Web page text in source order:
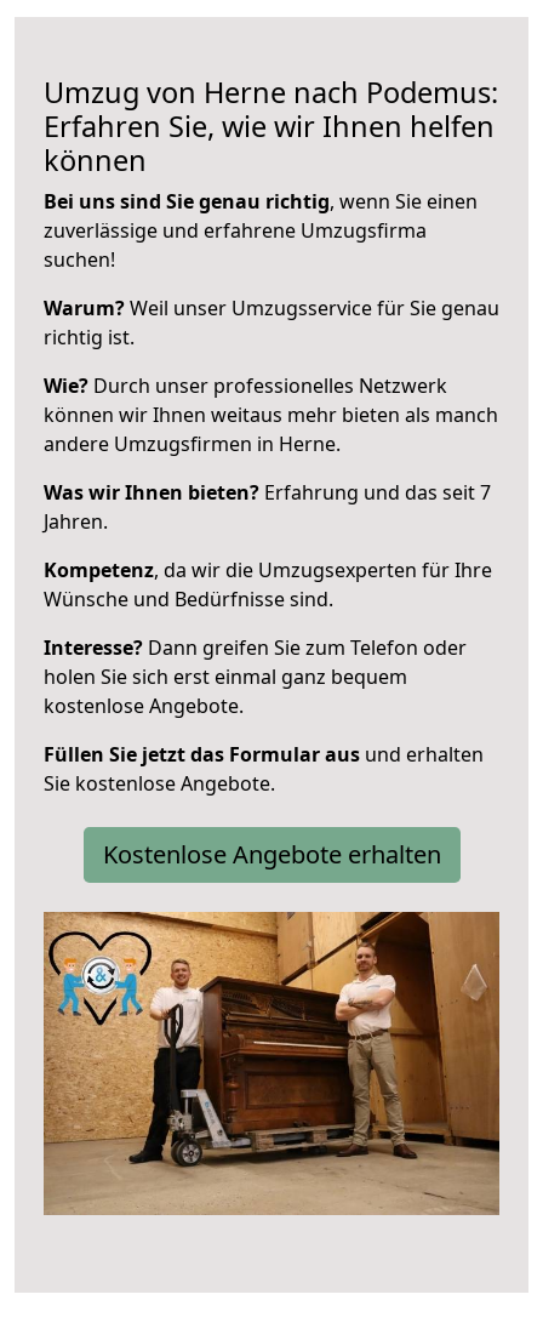
Umzug von Herne nach Podemus:
Erfahren Sie, wie wir Ihnen helfen
können
Bei uns sind Sie genau richtig, wenn Sie einen
zuverlässige und erfahrene Umzugsfirma
suchen!
Warum?Weil unser Umzugsservice für Sie genau
richtig ist.
Wie? Durch unser professionelles Netzwerk
können wir Ihnen weitaus mehr bieten als manch
andere Umzugsfirmen in Herne.
Was wir Ihnen bieten? Erfahrung und das seit 7
Jahren.
Kompetenz, da wir die Umzugsexperten für Ihre
Wünsche und Bedürfnisse sind.
Interesse? Dann greifen Sie zum Telefon oder
holen Sie sich erst einmal ganz bequem
kostenlose Angebote.
Füllen Sie jetzt das Formular aus und erhalten
Sie kostenlose Angebote.
Kostenlose Angebote erhalten